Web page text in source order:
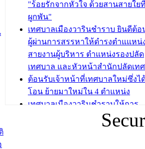
วารินชำราบ จัดโครงการอบรมอา
ระยะสั้น ประจำปี 2568 (หลักสูตรก
ถักทอผลิตภัณฑ์จากถุงพลาสติก)
บทความ อื่นๆ ...
"ร้อยรักจากหัวใจ ด้วยสานสายใยที่
ผูกพัน"
เทศบาลเมืองวารินชำราบ ยินดีต้อ
ผู้ผ่านการสรรหาให้ดำรงตำแแหน่
สายงานผู้บริหาร ตำแหน่งรองปลัด
เทศบาล และหัวหน้าสำนักปลัดเท
ต้อนรับเจ้าหน้าที่เทศบาลใหม่ซึ่งไ
โอน ย้ายมาใหม่ใน 4 ตำแหน่ง
เทศบาลเมืองวารินชำราบให้การ
ต้อนรับพนักงานเทศบาลผู้ผ่านการ
สรรหาให้ดำรงตำแหน่งสายงานผู้